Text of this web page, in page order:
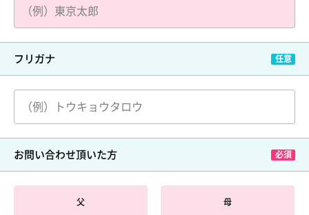
フリガナ
お問い合わせ頂いた方
父 母